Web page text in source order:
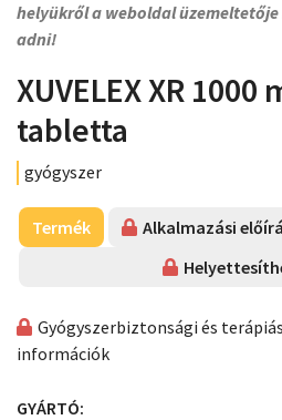
helyükről a weboldal
adni!
XUVELEX XR
tabletta
gyógyszer
Termék Alkalmazási
Gyógyszerbiztonsági és
információk
GYÁRTÓ: